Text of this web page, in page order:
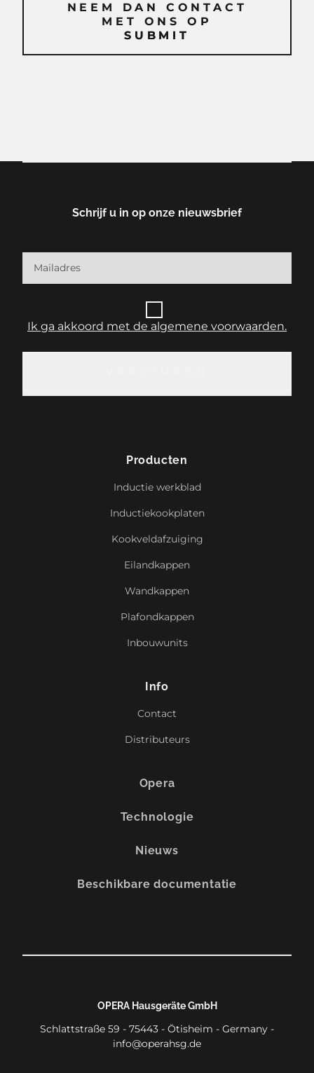
NEEM DAN CONTACT
MET ONS OP
SUBMIT
SUBMIT
Producten
Inductie werkblad
Inductiekookplaten
Kookveldafzuiging
Eilandkappen
Wandkappen
Plafondkappen
Inbouwunits
Info
Contact
Distributeurs
Opera
Technologie
Nieuws
Beschikbare documentatie
Schrijf u in op onze nieuwsbrief
Ik ga akkoord met de algemene voorwaarden.
OPERA Hausgeräte GmbH
Schlattstraße 59 - 75443 - Ötisheim - Germany -
info@operahsg.de